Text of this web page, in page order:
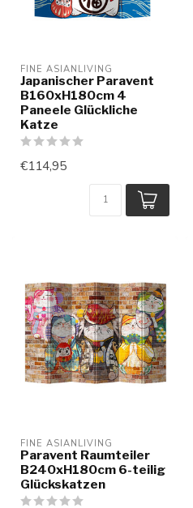
FINE ASIANLIVING
Japanischer Paravent
B160xH180cm 4
Paneele Glückliche
Katze
€114,95
FINE ASIANLIVING
Paravent Raumteiler
B240xH180cm 6-teilig
Glückskatzen